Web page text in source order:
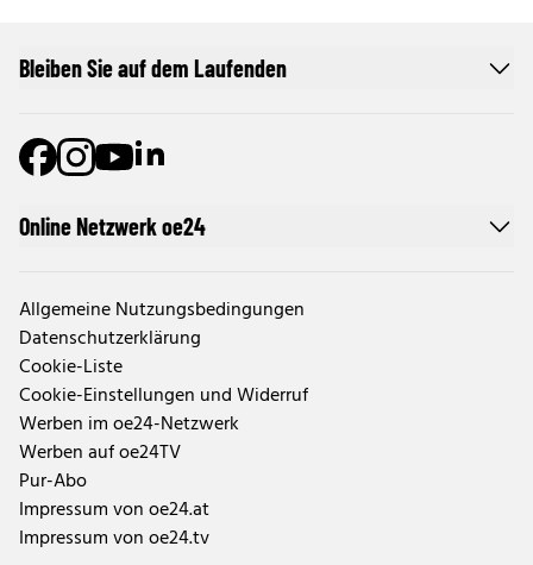
Online Netzwerk oe24
Allgemeine Nutzungsbedingungen
Datenschutzerklärung
Cookie-Liste
Cookie-Einstellungen und Widerruf
Werben im oe24-Netzwerk
Werben auf oe24TV
Pur-Abo
Impressum von oe24.at
Impressum von oe24.tv
Bleiben Sie auf dem Laufenden